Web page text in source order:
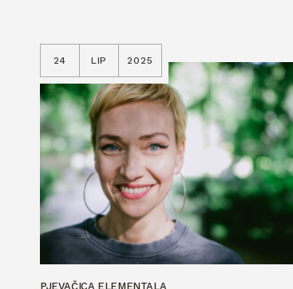
24 LIP 2025
PJEVAČICA ELEMENTALA